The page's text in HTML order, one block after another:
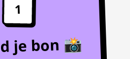
1
je bon 📸